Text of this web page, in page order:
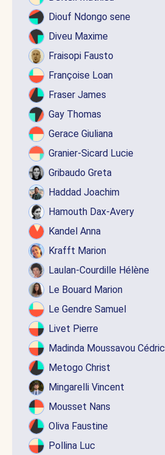
Diouf Ndongo sene
Diveu Maxime
Fraisopi Fausto
Françoise Loan
Fraser James
Gay Thomas
Gerace Giuliana
Granier-Sicard Lucie
Gribaudo Greta
Haddad Joachim
Hamouth Dax-Avery
Kandel Anna
Krafft Marion
Laulan-Courdille Hélène
Le Bouard Marion
Le Gendre Samuel
Livet Pierre
Madinda Moussavou Cédric
Metogo Christ
Mingarelli Vincent
Mousset Nans
Oliva Faustine
Pollina Luc